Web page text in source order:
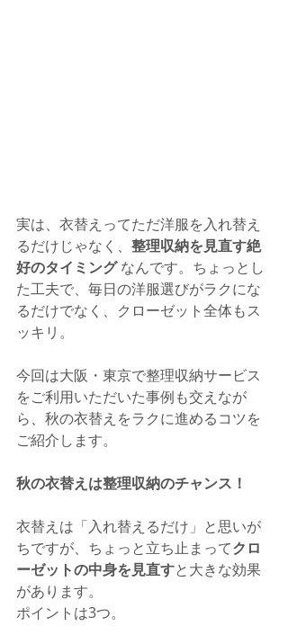
実は、衣替えってただ洋服を入れ替え
るだけじゃなく、 整理収納を見直す絶
好のタイミング なんです。ちょっとし
た工夫で、毎日の洋服選びがラクにな
るだけでなく、クローゼット全体もス
ッキリ。
今回は大阪・東京で整理収納サービス
をご利用いただいた事例も交えなが
ら、秋の衣替えをラクに進めるコツを
ご紹介します。
秋の衣替えは整理収納のチャンス！
衣替えは「入れ替えるだけ」と思いが
ちですが、ちょっと立ち止まってクロ
ーゼットの中身を見直すと大きな効果
があります。
ポイントは3つ。